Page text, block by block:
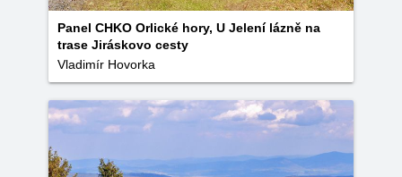
Panel CHKO Orlické hory, U Jelení lázně na
trase Jiráskovo cesty
Vladimír Hovorka